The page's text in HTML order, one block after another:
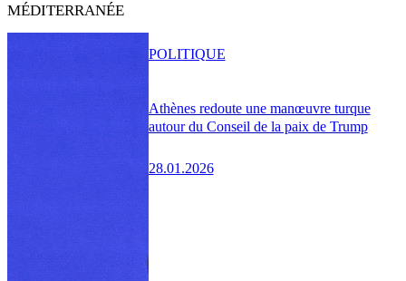
MÉDITERRANÉE
Athènes redoute une manœuvre turque
autour du Conseil de la paix de Trump
28.01.2026
POLITIQUE